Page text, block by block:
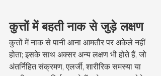
कुत्तों में बहती नाक से जुड़े लक्षण
कुत्तों में नाक से पानी आना आमतौर पर अकेले नहीं
होता; इसके साथ अक्सर अन्य लक्षण भी होते हैं, जो
अंतर्निहित संक्रमण, एलर्जी, शारीरिक समस्या या